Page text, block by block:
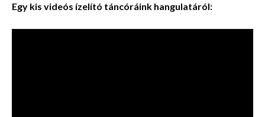
Egy kis videós ízelító táncóráink hangulatáról: